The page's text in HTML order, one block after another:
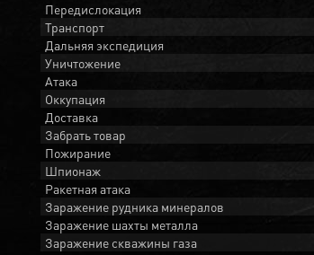
Передислокация
Транспорт
Дальняя экспедиция
Уничтожение
Атака
Оккупация
Доставка
Забрать товар
Пожирание
Шпионаж
Ракетная атака
Заражение рудника минералов
Заражение шахты металла
Заражение скважины газа